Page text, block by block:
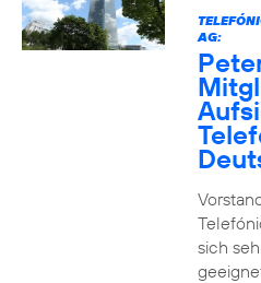
AG:
sich